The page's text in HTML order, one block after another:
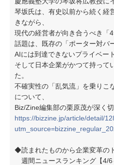
琴坂氏は、有史以前から続く経
きながら、
現代の経営者が向き合うべき「
話題は、既存の「ポーター対バ
AIには到達できないプライベー
そして日本企業がかつて持って
た。
不確実性の「乱気流」を乗りこ
について、
Biz/Zine編集部の栗原茂が深く切
https://bizzine.jp/article/detail/
◆読まれたものから企業変革の
週間ニュースランキング【4/6